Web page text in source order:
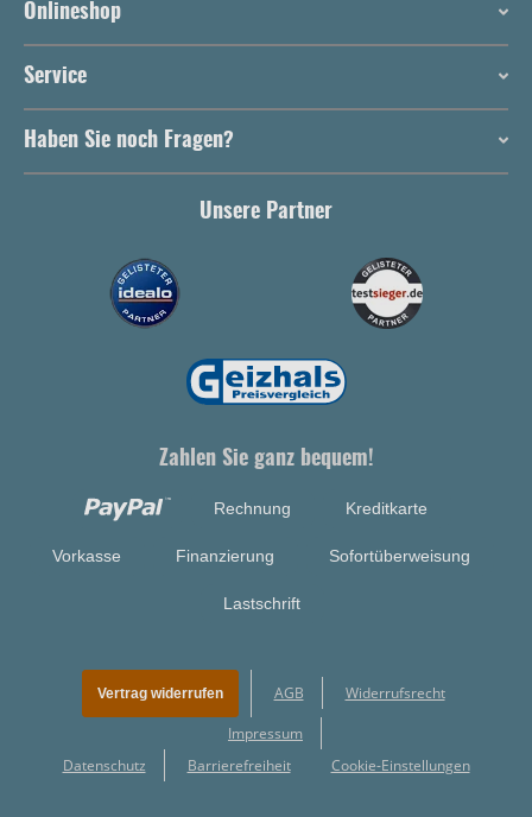
Onlineshop
Service
Haben Sie noch Fragen?
Unsere Partner
Zahlen Sie ganz bequem!
Rechnung Kreditkarte
Vorkasse Finanzierung Sofortüberweisung
Lastschrift
Vertrag widerrufen AGB Widerrufsrecht
Impressum
Datenschutz
Barrierefreiheit Cookie-Einstellungen